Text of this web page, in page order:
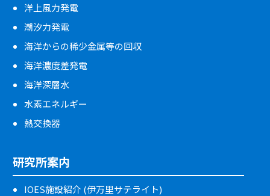
洋上風力発電
潮汐力発電
海洋からの稀少金属等の回収
海洋濃度差発電
海洋深層水
水素エネルギー
熱交換器
研究所案内
IOES施設紹介 (伊万里サテライト)